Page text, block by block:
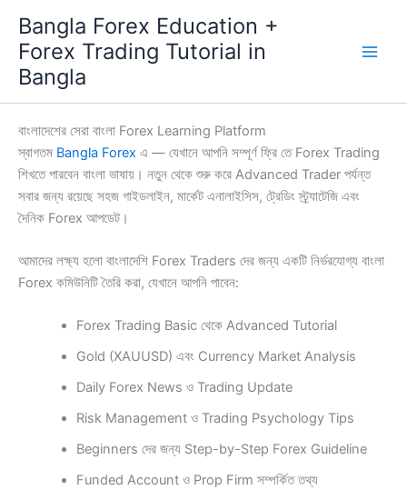
content
Bangla Forex Education +
Forex Trading Tutorial in
Bangla
বাংলাদেশের সেরা বাংলা Forex Learning Platform
স্বাগতম Bangla Forex এ — যেখানে আপনি সম্পূর্ণ ফ্রি তে Forex Trading
শিখতে পারবেন বাংলা ভাষায়। নতুন থেকে শুরু করে Advanced Trader পর্যন্ত
সবার জন্য রয়েছে সহজ গাইডলাইন, মার্কেট এনালাইসিস, ট্রেডিং স্ট্র্যাটেজি এবং
দৈনিক Forex আপডেট।
আমাদের লক্ষ্য হলো বাংলাদেশি Forex Traders দের জন্য একটি নির্ভরযোগ্য বাংলা
Forex কমিউনিটি তৈরি করা, যেখানে আপনি পাবেন:
Forex Trading Basic থেকে Advanced Tutorial
Gold (XAUUSD) এবং Currency Market Analysis
Daily Forex News ও Trading Update
Risk Management ও Trading Psychology Tips
Beginners দের জন্য Step-by-Step Forex Guideline
Funded Account ও Prop Firm সম্পর্কিত তথ্য